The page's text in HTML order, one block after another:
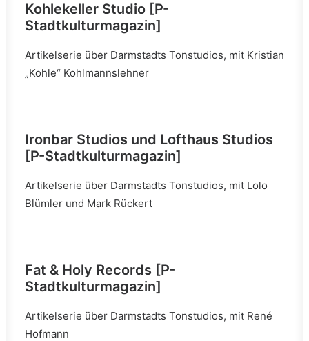
Kohlekeller Studio [P-
Stadtkulturmagazin]
Artikelserie über Darmstadts Tonstudios, mit Kristian
„Kohle“ Kohlmannslehner
Ironbar Studios und Lofthaus Studios
[P-Stadtkulturmagazin]
Artikelserie über Darmstadts Tonstudios, mit Lolo
Blümler und Mark Rückert
Fat & Holy Records [P-
Stadtkulturmagazin]
Artikelserie über Darmstadts Tonstudios, mit René
Hofmann